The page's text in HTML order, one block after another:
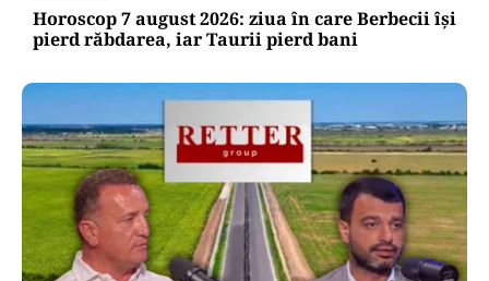
Horoscop 7 august 2026: ziua în care Berbecii își
pierd răbdarea, iar Taurii pierd bani